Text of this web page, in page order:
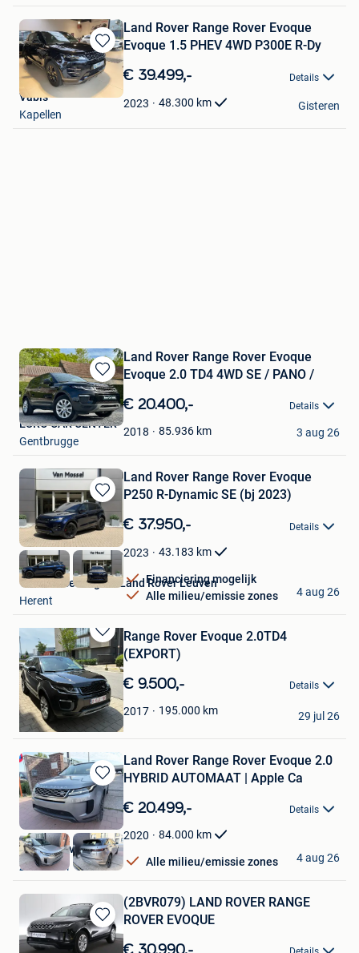
Bewaren
in
Mijn
Favorieten
Land Rover Range Rover Evoque
Evoque 1.5 PHEV 4WD P300E R-Dy
€ 39.499,- Details
2023 48.300 km
Vabis
Kapellen
Gisteren
Bewaren
in
Mijn
Favorieten
Land Rover Range Rover Evoque
Evoque 2.0 TD4 4WD SE / PANO /
€ 20.400,- Details
2018 85.936 km
EURO CAR CENTER
Gentbrugge
3 aug 26
Bewaren
in
Mijn
Favorieten
Land Rover Range Rover Evoque
P250 R-Dynamic SE (bj 2023)
€ 37.950,- Details
2023 43.183 km
Financiering mogelijk
Alle milieu/emissie zones
Van Mossel Jaguar Land Rover Leuven
Herent
4 aug 26
Bewaren
in
Mijn
Favorieten
Range Rover Evoque 2.0TD4
(EXPORT)
€ 9.500,- Details
2017 195.000 km
elan
Wilrijk
29 jul 26
Bewaren
in
Mijn
Favorieten
Land Rover Range Rover Evoque 2.0
HYBRID AUTOMAAT | Apple Ca
€ 20.499,- Details
2020 84.000 km
Alle milieu/emissie zones
Deal & Drive Motors
Zaventem
4 aug 26
Bewaren
in
(2BVR079) LAND ROVER RANGE
ROVER EVOQUE
€ 30.990,-